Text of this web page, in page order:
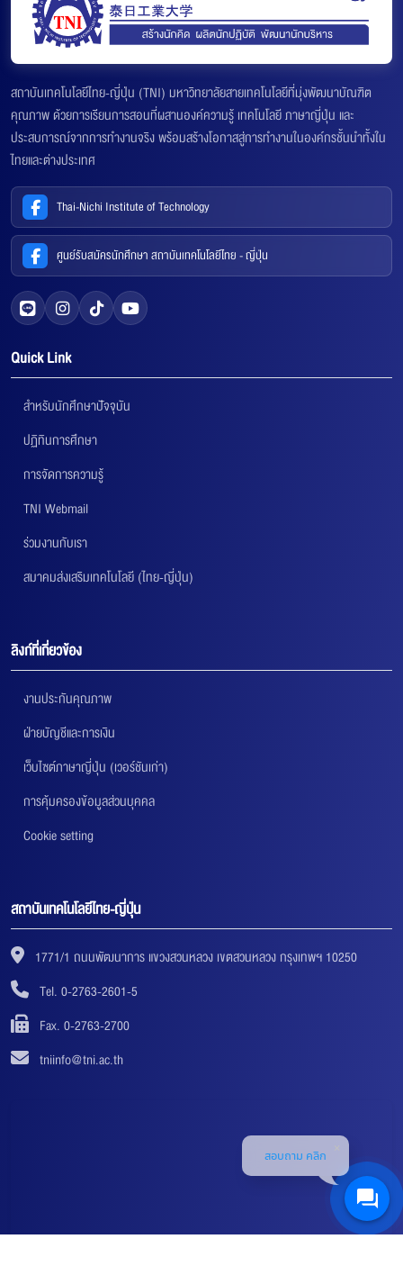
สถาบันเทคโนโลยีไทย-ญี่ปุ่น (TNI) มหาวิทยาลัยสายเทคโนโลยีที่มุ่งพัฒนาบัณฑิต
คุณภาพ ด้วยการเรียนการสอนที่ผสานองค์ความรู้ เทคโนโลยี ภาษาญี่ปุ่น และ
ประสบการณ์จากการทำงานจริง พร้อมสร้างโอกาสสู่การทำงานในองค์กรชั้นนำทั้งใน
ไทยและต่างประเทศ
Thai-Nichi Institute of Technology
ศูนย์รับสมัครนักศึกษา สถาบันเทคโนโลยีไทย - ญี่ปุ่น
Quick Link
สำหรับนักศึกษาปัจจุบัน
ปฏิทินการศึกษา
การจัดการความรู้
TNI Webmail
ร่วมงานกับเรา
สมาคมส่งเสริมเทคโนโลยี (ไทย-ญี่ปุ่น)
ลิงก์ที่เกี่ยวข้อง
งานประกันคุณภาพ
ฝ่ายบัญชีและการเงิน
เว็บไซต์ภาษาญี่ปุ่น (เวอร์ชันเก่า)
การคุ้มครองข้อมูลส่วนบุคคล
Cookie setting
สถาบันเทคโนโลยีไทย-ญี่ปุ่น
1771/1 ถนนพัฒนาการ แขวงสวนหลวง เขตสวนหลวง กรุงเทพฯ 10250
Tel. 0-2763-2601-5
Fax. 0-2763-2700
tniinfo@tni.ac.th
สอบถาม คลิก